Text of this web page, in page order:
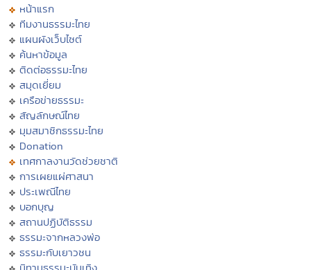
หน้าแรก
ทีมงานธรรมะไทย
แผนผังเว็บไซต์
ค้นหาข้อมูล
ติดต่อธรรมะไทย
สมุดเยี่ยม
เครือข่ายธรรมะ
สัญลักษณ์ไทย
มุมสมาชิกธรรมะไทย
Donation
เทศกาลงานวัดช่วยชาติ
การเผยแผ่ศาสนา
ประเพณีไทย
บอกบุญ
สถานปฏิบัติธรรม
ธรรมะจากหลวงพ่อ
ธรรมะกับเยาวชน